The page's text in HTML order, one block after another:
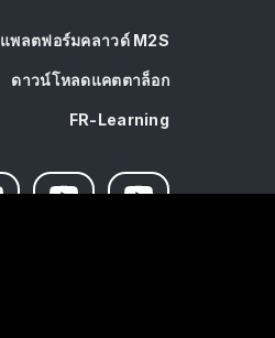
แพลตฟอร์มคลาวด์ M2S
ดาวน์โหลดแคตตาล็อก
FR-Learning